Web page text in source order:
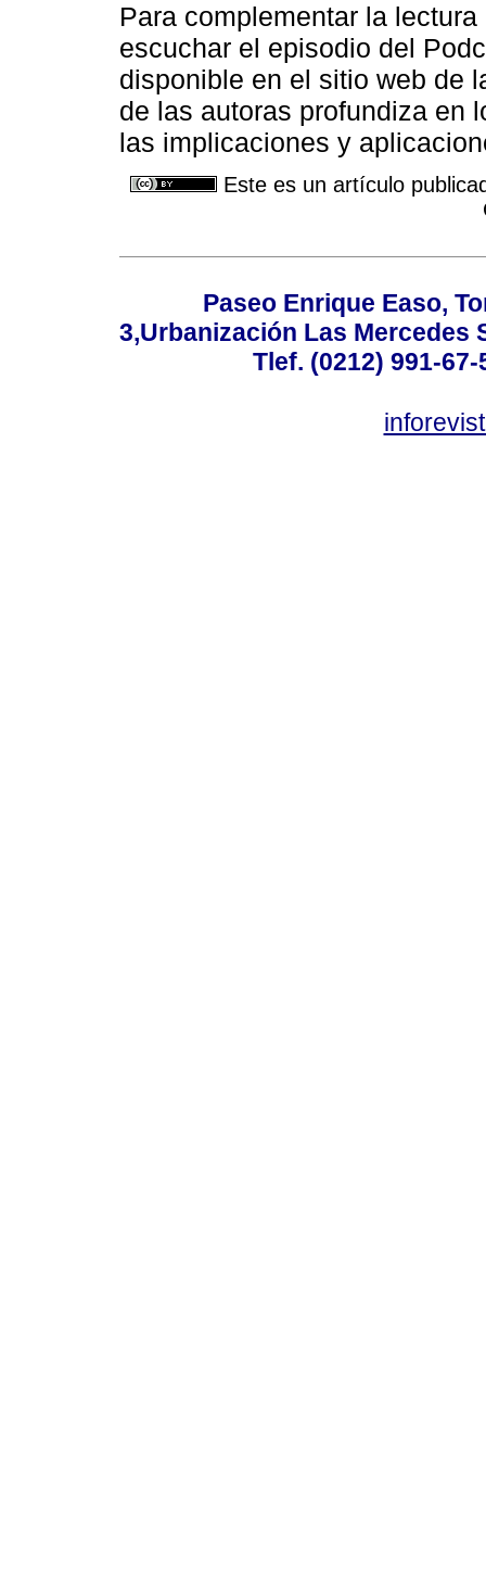
Para complementar la
escuchar el episodio del
disponible en el sitio web de
de las autoras profundiza en
las implicaciones y
Este es un artículo
Paseo Enrique Easo,
3,Urbanización Las Mercedes
Tlef. (0212) 991-